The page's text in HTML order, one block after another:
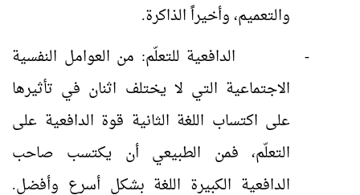
والتعميم، وأخيراً الذاكرة.
-
الدافعية للتعلّم: من العوامل النفسية
الاجتماعية التي لا يختلف اثنان في تأثيرها
على اكتساب اللغة الثانية قوة الدافعية على
التعلّم، فمن الطبيعي أن يكتسب صاحب
الدافعية الكبيرة اللغة بشكل أسرع وأفضل.